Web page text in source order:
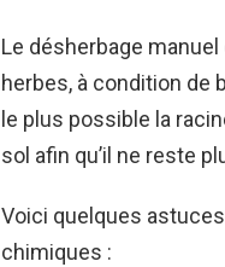
Le désherbage
herbes, à condition de
le plus possible la
sol afin qu’il ne reste
Voici quelques
chimiques :